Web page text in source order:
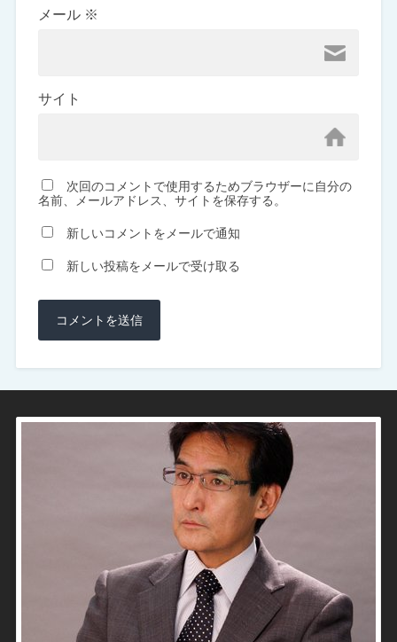
メール ※
サイト
次回のコメントで使用するためブラウザーに自分の
名前、メールアドレス、サイトを保存する。
新しいコメントをメールで通知
新しい投稿をメールで受け取る